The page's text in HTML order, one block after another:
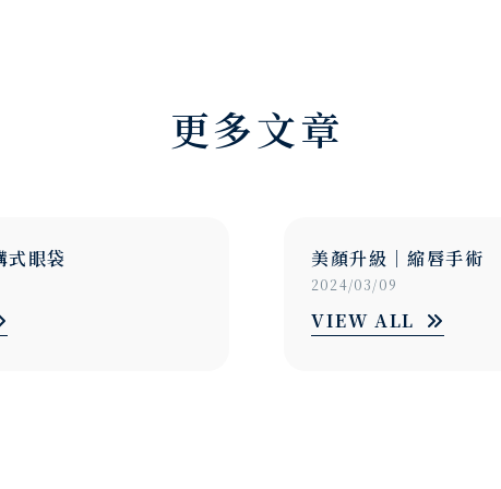
更多文章
手術 眼部美型｜結構式眼袋
2024/03/09
VIEW ALL